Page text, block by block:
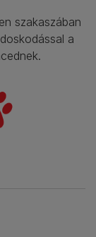
szakaszában
a